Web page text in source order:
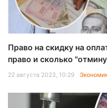
Право на скидку на
право и сколько
22 августа 2023, 10:29